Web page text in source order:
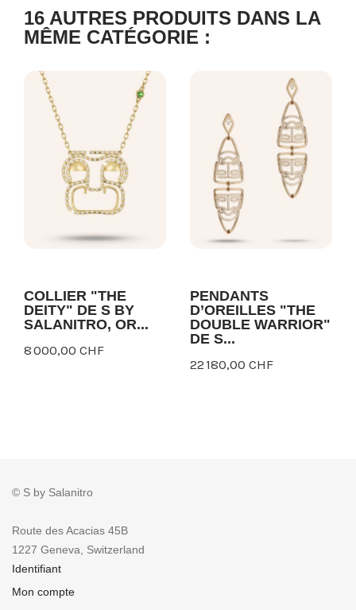
16 AUTRES PRODUITS DANS LA
MÊME CATÉGORIE :
COLLIER "THE
DEITY" DE S BY
SALANITRO, OR...
8 000,00 CHF
PENDANTS
D’OREILLES "THE
DOUBLE WARRIOR"
DE S...
22 180,00 CHF
© S by Salanitro
Route des Acacias 45B
1227 Geneva, Switzerland
Identifiant
Mon compte